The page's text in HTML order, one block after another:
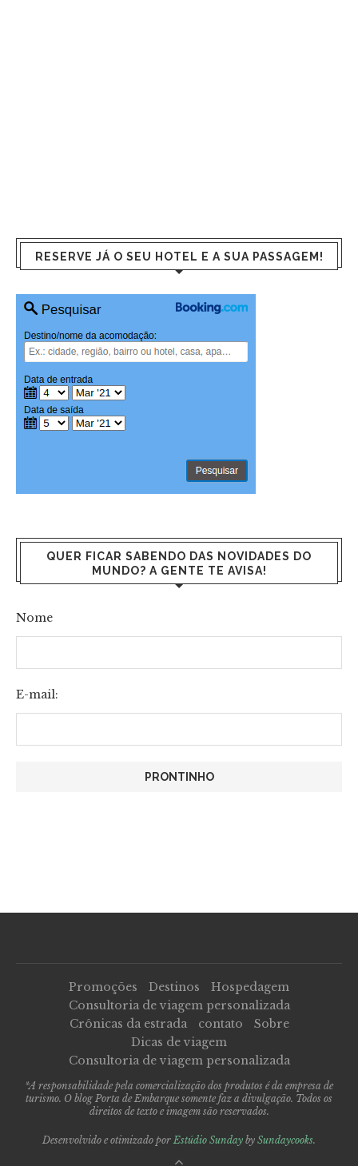
RESERVE JÁ O SEU HOTEL E A SUA PASSAGEM!
QUER FICAR SABENDO DAS NOVIDADES DO
MUNDO? A GENTE TE AVISA!
Nome
E-mail:
Promoções Destinos
Hospedagem
Consultoria de viagem personalizada
Crônicas da estrada
contato
Sobre
Dicas de viagem
Consultoria de viagem personalizada
*A responsabilidade pela comercialização dos produtos é da empresa de
turismo. O blog Porta de Embarque somente faz a divulgação. Todos os
direitos de texto e imagem são reservados.
Desenvolvido e otimizado por Estúdio Sunday by Sundaycooks.